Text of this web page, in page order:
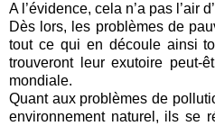
A l’évidence, cela n’a pas l’air
Dès lors, les problèmes de
tout ce qui en découle ainsi
trouveront leur exutoire peut-
mondiale.
Quant aux problèmes de
environnement naturel, ils se